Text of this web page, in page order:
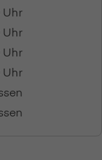
Uhr
Uhr
Uhr
Uhr